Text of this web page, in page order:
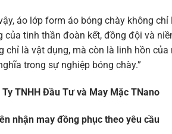
áo lớp form áo bóng chày không
của tinh thần đoàn kết, đồng đội và
chỉ là vật dụng, mà còn là linh hồn
trong sự nghiệp bóng chày.”
Ty TNHH Đầu Tư và May Mặc TNano
nhận may đồng phục theo yêu cầu